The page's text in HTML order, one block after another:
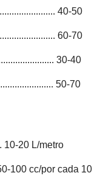
40-50
60-70
30-40
50-70
10-20 L/metro
100 cc/por cada 10